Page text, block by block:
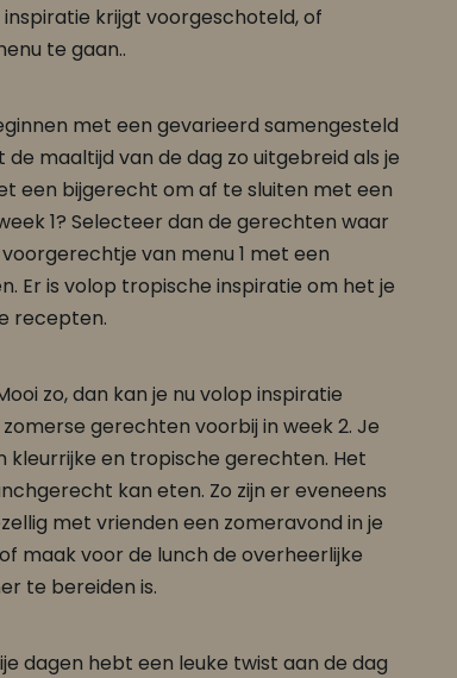
krijgt voorgeschoteld, of
te gaan..
met een gevarieerd samengesteld
maaltijd van de dag zo uitgebreid als je
een bijgerecht om af te sluiten met een
1? Selecteer dan de gerechten waar
van menu 1 met een
Er is volop tropische inspiratie om het je
recepten.
zo, dan kan je nu volop inspiratie
gerechten voorbij in week 2. Je
kleurrijke en tropische gerechten. Het
kan eten. Zo zijn er eveneens
met vrienden een zomeravond in je
maak voor de lunch de overheerlijke
te bereiden is.
dagen hebt een leuke twist aan de dag